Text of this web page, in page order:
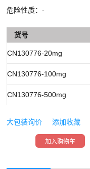
危险性质：-
货号
CN130776-20mg
CN130776-100mg
CN130776-500mg
大包装询价 添加收藏
加入购物车